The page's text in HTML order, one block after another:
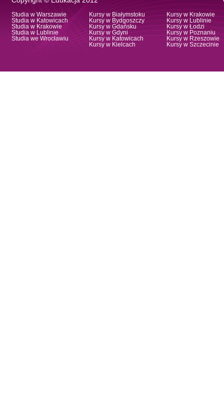
Studia w Warszawie
Studia w Katowicach
Studia w Krakowie
Studia w Lublinie
Studia we Wrocławiu
Kursy w Białymstoku
Kursy w Bydgoszczy
Kursy w Gdańsku
Kursy w Gdyni
Kursy w Katowicach
Kursy w Kielcach
Kursy w Krakowie
Kursy w Lublinie
Kursy w Łodzi
Kursy w Poznaniu
Kursy w Rzeszowie
Kursy w Szczecinie